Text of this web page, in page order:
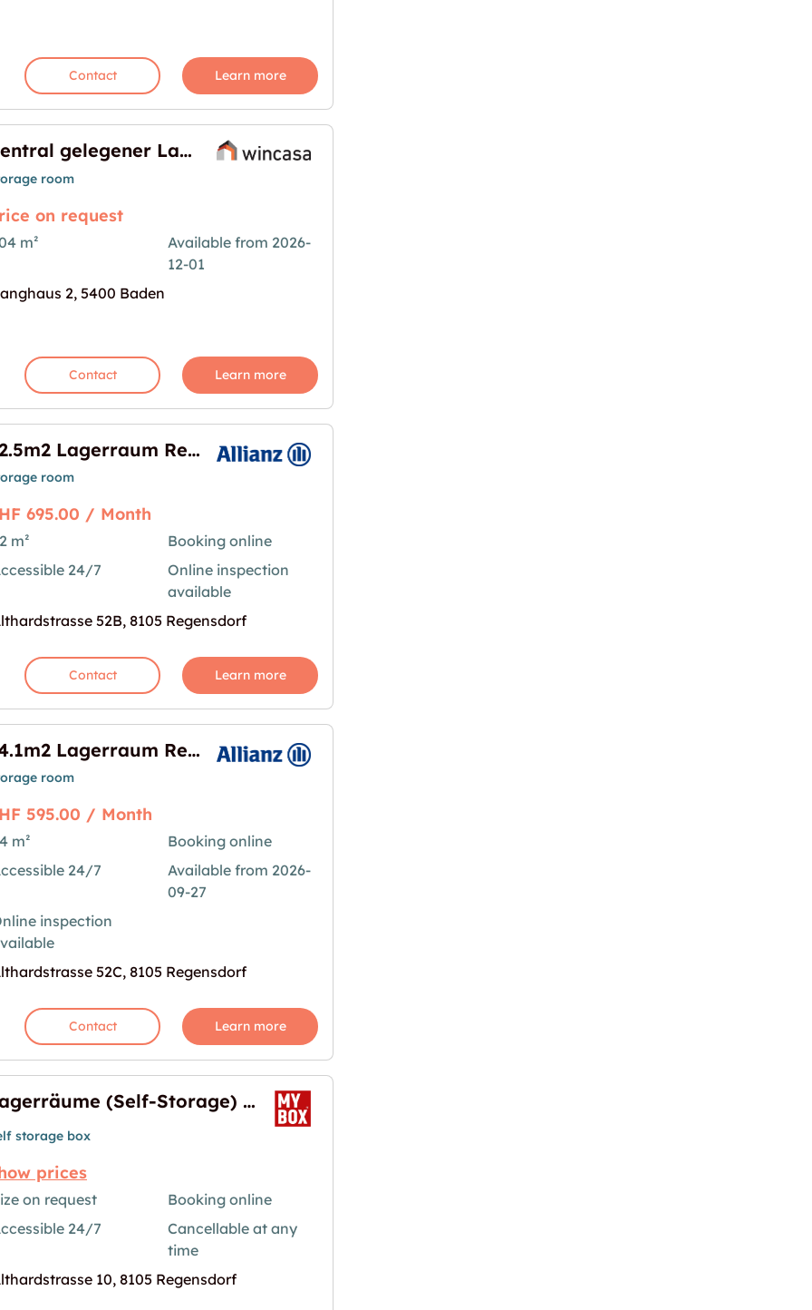
Contact Learn more
beim Bahnhof Baden zu vermieten"
for "Zentral gelegener Lagerraum beim Bahnhof Baden zu vermieten"
Zentral gelegener Lagerraum beim Bahnhof Baden zu vermieten
room
on request
m²
Available from 2026-
12-01
2, 5400 Baden
Contact Learn more
- Althardstrasse 52B"
for "82.5m2 Lagerraum Regensdorf - Althardstrasse 52B"
82.5m2 Lagerraum Regensdorf - Althardstrasse 52B
room
695.00 / Month
m²
Booking online
24/7
Online inspection
available
52B, 8105 Regensdorf
Contact Learn more
- Althardstrasse 52C (VERFÜGBAR AB OKTOBER)"
for "64.1m2 Lagerraum Regensdorf - Althardstrasse 52C (VERFÜGBAR AB OKTOBER)"
64.1m2 Lagerraum Regensdorf - Althardstrasse 52C (VERFÜGBAR AB OKTOBER)
room
595.00 / Month
m²
Booking online
24/7
Available from 2026-
09-27
inspection
52C, 8105 Regensdorf
Contact Learn more
in Regensdorf"
for "Lagerräume (Self-Storage) in Regensdorf"
Lagerräume (Self-Storage) in Regensdorf
storage box
prices
on request
Booking online
24/7
Cancellable at any
time
10, 8105 Regensdorf